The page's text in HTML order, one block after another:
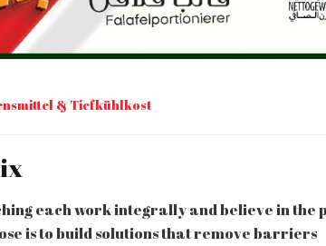
& Tiefkühlkost
each work integrally and believe in the
is to build solutions that remove barriers